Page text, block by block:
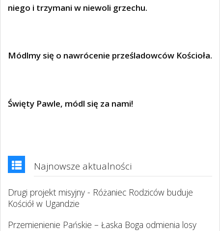
niego i trzymani w niewoli grzechu.
Módlmy się o nawrócenie prześladowców Kościoła.
Święty Pawle, módl się za nami!
Najnowsze aktualności
Drugi projekt misyjny - Różaniec Rodziców buduje
Kościół w Ugandzie
Przemienienie Pańskie – Łaska Boga odmienia losy